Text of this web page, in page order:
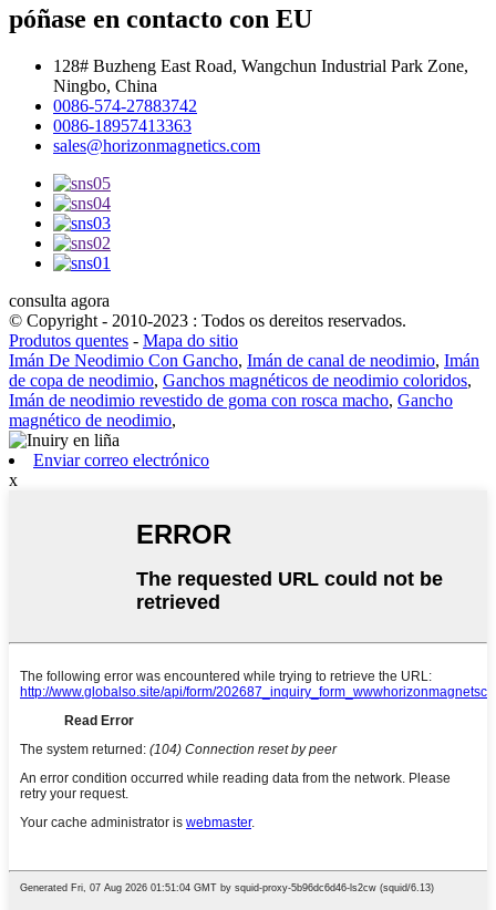
póñase en contacto con EU
128# Buzheng East Road, Wangchun Industrial Park Zone,
Ningbo, China
0086-574-27883742
0086-18957413363
sales@horizonmagnetics.com
consulta agora
© Copyright - 2010-2023 : Todos os dereitos reservados.
Produtos quentes - Mapa do sitio
Imán De Neodimio Con Gancho, Imán de canal de neodimio, Imán
de copa de neodimio, Ganchos magnéticos de neodimio coloridos,
Imán de neodimio revestido de goma con rosca macho, Gancho
magnético de neodimio,
Enviar correo electrónico
x